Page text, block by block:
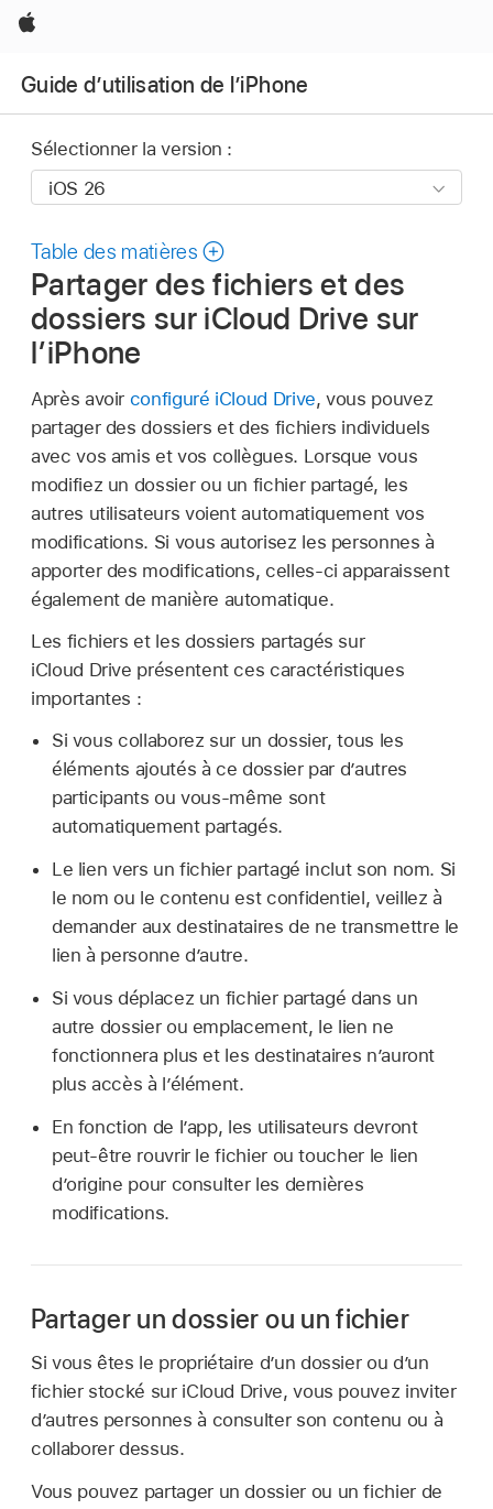
Apple
Guide d’utilisation de l’iPhone
Sélectionner la version :
Table des matières
Partager des fichiers et des
dossiers sur iCloud Drive sur
l’iPhone
Après avoir configuré iCloud Drive, vous pouvez
partager des dossiers et des fichiers individuels
avec vos amis et vos collègues. Lorsque vous
modifiez un dossier ou un fichier partagé, les
autres utilisateurs voient automatiquement vos
modifications. Si vous autorisez les personnes à
apporter des modifications, celles-ci apparaissent
également de manière automatique.
Les fichiers et les dossiers partagés sur
iCloud Drive présentent ces caractéristiques
importantes :
Si vous collaborez sur un dossier, tous les
éléments ajoutés à ce dossier par d’autres
participants ou vous-même sont
automatiquement partagés.
Le lien vers un fichier partagé inclut son nom. Si
le nom ou le contenu est confidentiel, veillez à
demander aux destinataires de ne transmettre le
lien à personne d’autre.
Si vous déplacez un fichier partagé dans un
autre dossier ou emplacement, le lien ne
fonctionnera plus et les destinataires n’auront
plus accès à l’élément.
En fonction de l’app, les utilisateurs devront
peut-être rouvrir le fichier ou toucher le lien
d’origine pour consulter les dernières
modifications.
Partager un dossier ou un fichier
Si vous êtes le propriétaire d’un dossier ou d’un
fichier stocké sur iCloud Drive, vous pouvez inviter
d’autres personnes à consulter son contenu ou à
collaborer dessus.
Vous pouvez partager un dossier ou un fichier de